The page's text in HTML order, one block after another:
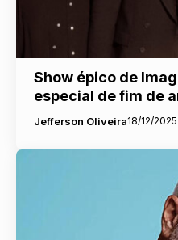
Show épico de
especial de fim de
Jefferson Oliveira18/12/2025